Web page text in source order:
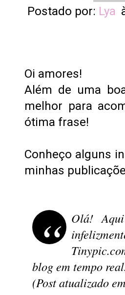
Postado por: Lya
Oi amores!
Além de uma
melhor para
ótima frase!
Conheço alguns
minhas
Olá!
blog em tempo
(Post atualizado